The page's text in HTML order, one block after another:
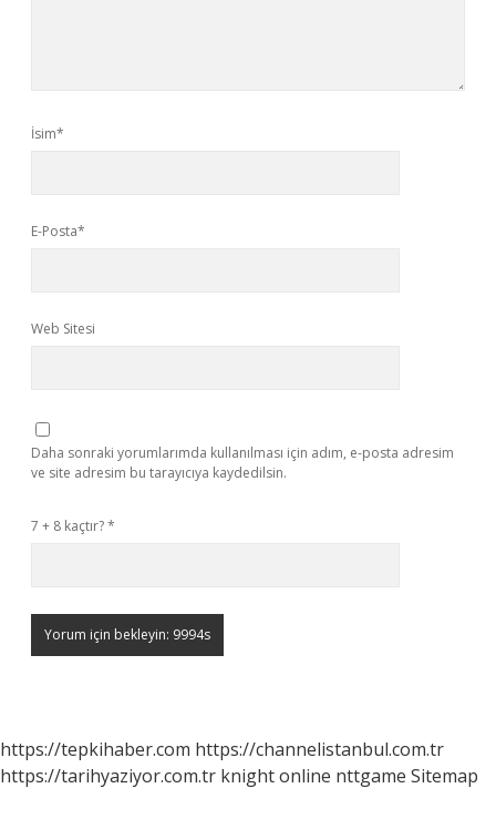
İsim*
E-Posta*
Web Sitesi
Daha sonraki yorumlarımda kullanılması için adım, e-posta adresim
ve site adresim bu tarayıcıya kaydedilsin.
7 + 8 kaçtır?*
https://tepkihaber.com https://channelistanbul.com.tr
https://tarihyaziyor.com.tr knight online nttgame Sitemap